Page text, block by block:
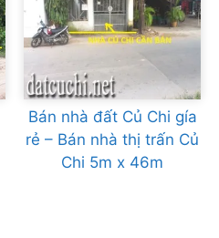
Bán nhà đất Củ Chi gía
rẻ – Bán nhà thị trấn Củ
Chi 5m x 46m